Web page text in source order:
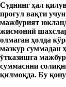
Суднинг ҳал
прогул вақти
мажбурият
жисмоний
олмаган ҳолда
мазкур суммадан
ўтказишга
суммасини
қилмоқда. Бу